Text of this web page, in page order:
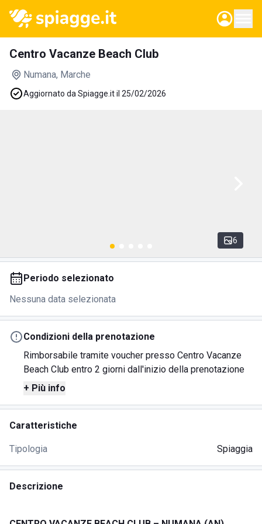
Centro Vacanze Beach Club
Numana, Marche
Aggiornato da Spiagge.it il 25/02/2026
6
Periodo selezionato
Nessuna data selezionata
Condizioni della prenotazione
Rimborsabile tramite voucher presso Centro Vacanze
Beach Club entro 2 giorni dall'inizio della prenotazione
+ Più info
Caratteristiche
Tipologia Spiaggia
Descrizione